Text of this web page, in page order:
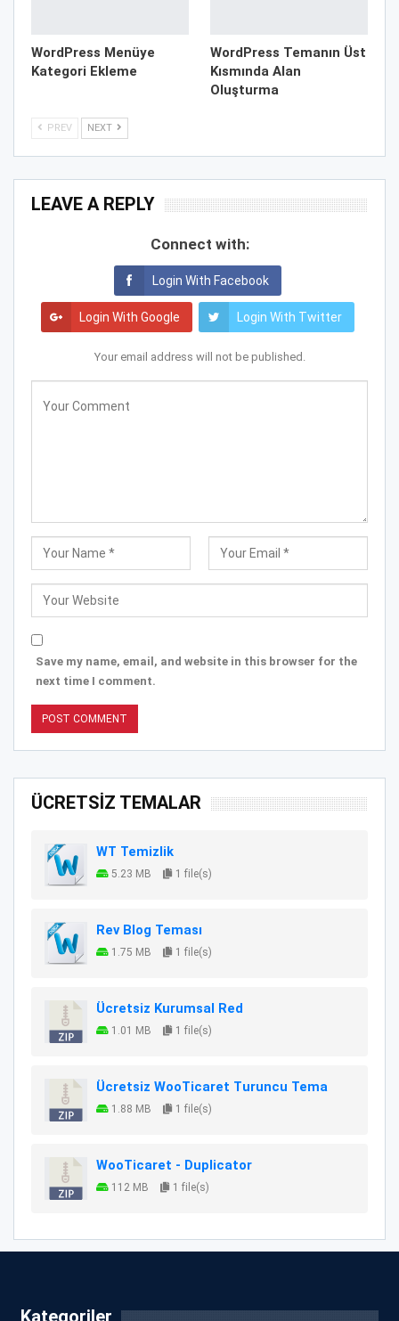
WordPress Menüye
Kategori Ekleme
WordPress Temanın Üst
Kısmında Alan
Oluşturma
PREV NEXT
LEAVE A REPLY
Connect with:
Login With Facebook
Login With Google Login With Twitter
Your email address will not be published.
Save my name, email, and website in this browser for the
next time I comment.
ÜCRETSİZ TEMALAR
WT Temizlik
5.23 MB 1 file(s)
Rev Blog Teması
1.75 MB 1 file(s)
Ücretsiz Kurumsal Red
1.01 MB 1 file(s)
Ücretsiz WooTicaret Turuncu Tema
1.88 MB 1 file(s)
WooTicaret - Duplicator
112 MB 1 file(s)
Kategoriler